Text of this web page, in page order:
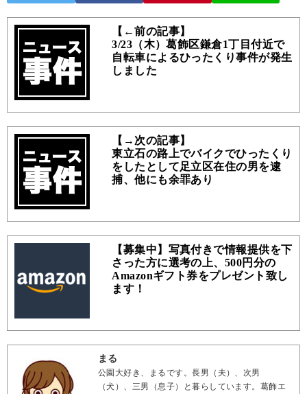
【←前の記事】
3/23（木）葛飾区鎌倉1丁目付近で
自転車によるひったくり事件が発生
しました
【→次の記事】
東立石の路上でバイクでひったくり
をしたとして足立区在住の男を逮
捕、他にも余罪あり
【募集中】写真付きで情報提供を下
さった方に選考の上、500円分の
Amazonギフト券をプレゼント致し
ます！
まる
公園大好き、まるです。長男（夫）、次男
（犬）、三男（息子）と暮らしています。葛飾エ